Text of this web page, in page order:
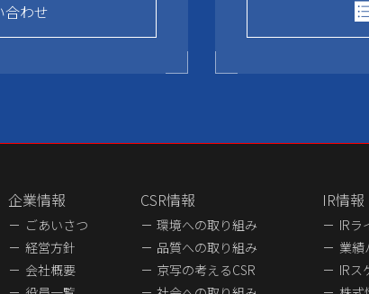
合わせ
企業情報
ごあいさつ
経営方針
会社概要
CSR情報
環境への取り組み
品質への取り組み
京写の考えるCSR
IR情報
IRラ
業績
IRス